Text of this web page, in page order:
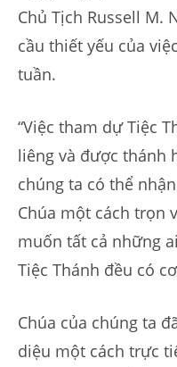
Chủ Tịch Russell M.
cầu thiết yếu của
tuần.
“Việc tham dự Tiệc
liêng và được thánh
chúng ta có thể
Chúa một cách trọn
muốn tất cả những
Tiệc Thánh đều có
Chúa của chúng ta
diệu một cách trực